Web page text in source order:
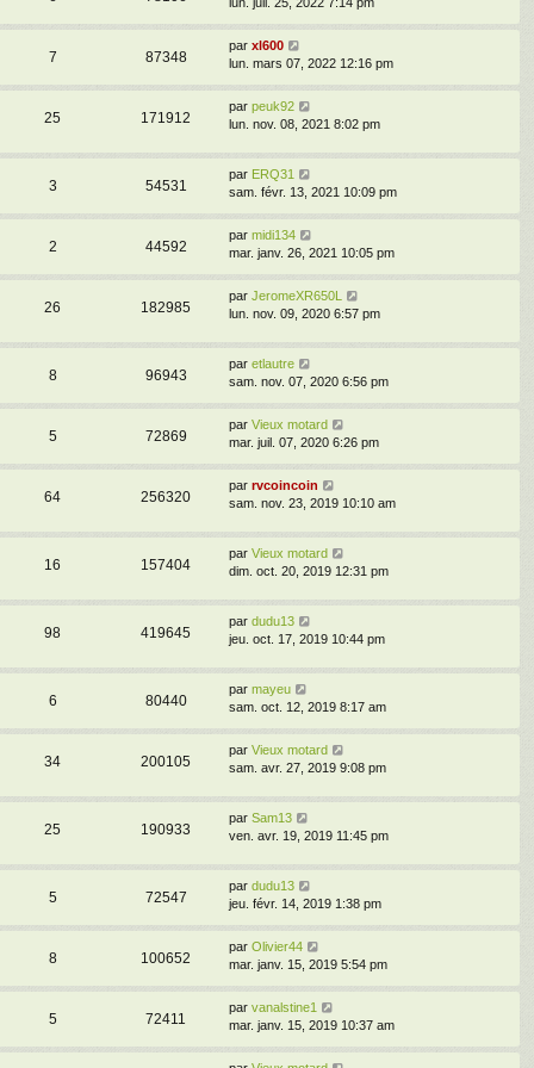
7 87348
par xl600
lun. mars 07, 2022 12:16 pm
25 171912
par peuk92
lun. nov. 08, 2021 8:02 pm
3 54531
par ERQ31
sam. févr. 13, 2021 10:09 pm
2 44592
par midi134
mar. janv. 26, 2021 10:05 pm
26 182985
par JeromeXR650L
lun. nov. 09, 2020 6:57 pm
8 96943
par etlautre
sam. nov. 07, 2020 6:56 pm
5 72869
par Vieux motard
mar. juil. 07, 2020 6:26 pm
64 256320
par rvcoincoin
sam. nov. 23, 2019 10:10 am
16 157404
par Vieux motard
dim. oct. 20, 2019 12:31 pm
98 419645
par dudu13
jeu. oct. 17, 2019 10:44 pm
6 80440
par mayeu
sam. oct. 12, 2019 8:17 am
34 200105
par Vieux motard
sam. avr. 27, 2019 9:08 pm
25 190933
par Sam13
ven. avr. 19, 2019 11:45 pm
5 72547
par dudu13
jeu. févr. 14, 2019 1:38 pm
8 100652
par Olivier44
mar. janv. 15, 2019 5:54 pm
5 72411
par vanalstine1
mar. janv. 15, 2019 10:37 am